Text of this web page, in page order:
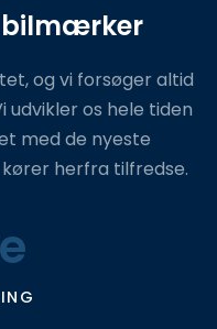
bilmærker
og vi forsøger altid
udvikler os hele tiden
med de nyeste
herfra tilfredse.